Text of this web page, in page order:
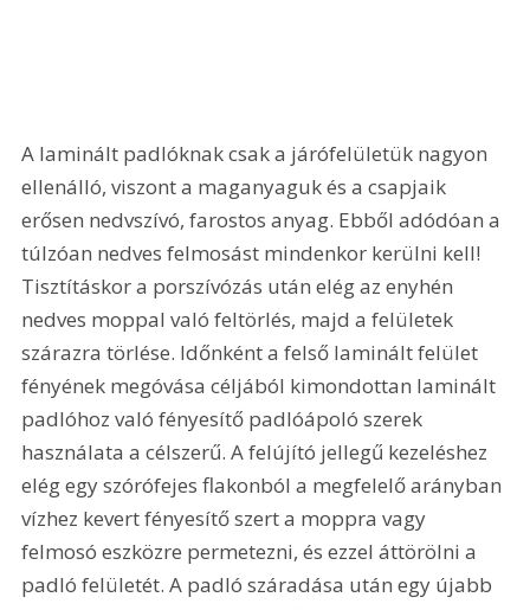
A laminált padlóknak csak a járófelületük nagyon
ellenálló, viszont a maganyaguk és a csapjaik
erősen nedvszívó, farostos anyag. Ebből adódóan a
túlzóan nedves felmosást mindenkor kerülni kell!
Tisztításkor a porszívózás után elég az enyhén
nedves moppal való feltörlés, majd a felületek
szárazra törlése. Időnként a felső laminált felület
fényének megóvása céljából kimondottan laminált
padlóhoz való fényesítő padlóápoló szerek
használata a célszerű. A felújító jellegű kezeléshez
elég egy szórófejes flakonból a megfelelő arányban
vízhez kevert fényesítő szert a moppra vagy
felmosó eszközre permetezni, és ezzel áttörölni a
padló felületét. A padló száradása után egy újabb